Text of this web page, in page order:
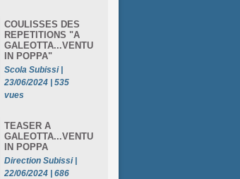
COULISSES DES
REPETITIONS "A
GALEOTTA...VENTU
IN POPPA"
Scola Subissi |
23/06/2024 | 535
vues
TEASER A
GALEOTTA...VENTU
IN POPPA
Direction Subissi |
22/06/2024 | 686